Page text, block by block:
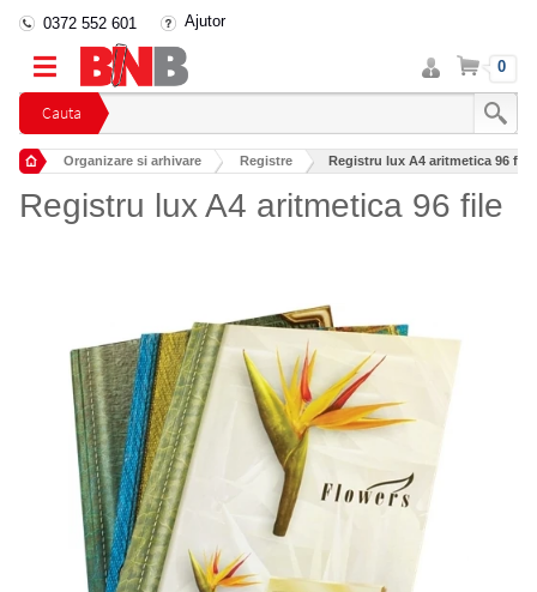
Cauta
0372 552 601 Ajutor
Intra
in
cont
Cos 0
Organizare si arhivare Registre Registru lux A4 aritmetica 96 file
Registru lux A4 aritmetica 96 file